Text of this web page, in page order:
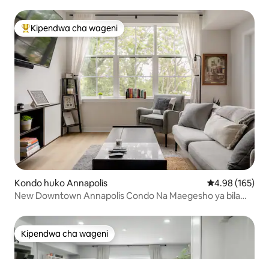
Kipendwa maarufu cha wageni
Kipendwa cha wageni
Kondo huko Annapolis Ukadiriaji wa
4.98 (165)
New Downtown Annapolis Condo Na Maegesho ya bila
Kipendwa cha wageni
Kipendwa cha wageni